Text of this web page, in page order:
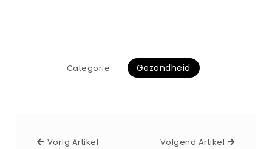
Categorie: Gezondheid
Vorig Artikel Volgend Artikel Volgend